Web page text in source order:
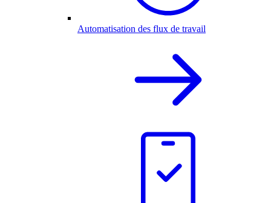
Automatisation des flux de travail